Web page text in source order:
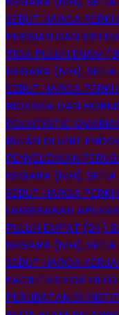
SEBUT HARGA
PERISIAN DAN
TIGA PULUH ENAM
NEGARA (NIH),
SEBUT HARGA
BIOKIMIA DAN
POLYCYSTIC
BULAN DI UNIT
PENYELIDIKAN
NEGARA (NIH), SETIA
SEBUT HARGA
LANGGANAN
PULUH EMPAT (24)
NEGARA (NIH),
SEBUT HARGA
FACILITIES FOR
PERUBATAN DI